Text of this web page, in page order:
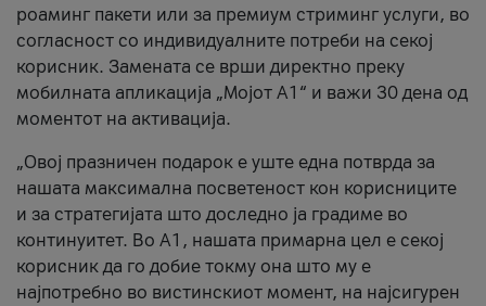
роаминг пакети или за премиум стриминг услуги, во
согласност со индивидуалните потреби на секој
корисник. Замената се врши директно преку
мобилната апликација „Мојот А1“ и важи 30 дена од
моментот на активација.
„Овој празничен подарок е уште една потврда за
нашата максимална посветеност кон корисниците
и за стратегијата што доследно ја градиме во
континуитет. Во А1, нашата примарна цел е секој
корисник да го добие токму она што му е
најпотребно во вистинскиот момент, на најсигурен